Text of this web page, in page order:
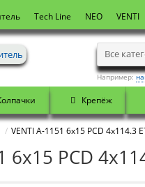
Tech Line NEO VENTI
Все
Например:
Крепёж
VENTI А-1151 6x15 PCD 4x114.3
6x15 PCD